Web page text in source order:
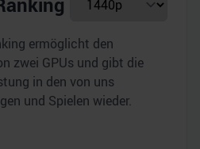
ermöglicht den
zwei GPUs und gibt die
in den von uns
und Spielen wieder.